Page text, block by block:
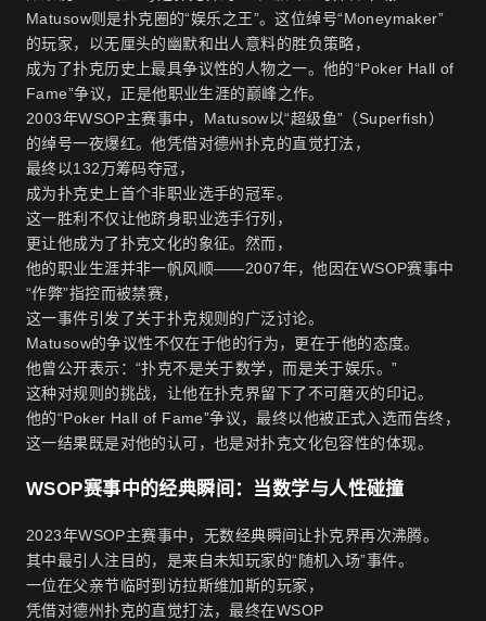
Matusow则是扑克圈的“娱乐之王”。这位绰号“Moneymaker”
的玩家，以无厘头的幽默和出人意料的胜负策略，
成为了扑克历史上最具争议性的人物之一。他的“Poker Hall of
Fame”争议，正是他职业生涯的巅峰之作。
2003年WSOP主赛事中，Matusow以“超级鱼”（Superfish）
的绰号一夜爆红。他凭借对德州扑克的直觉打法，
最终以132万筹码夺冠，
成为扑克史上首个非职业选手的冠军。
这一胜利不仅让他跻身职业选手行列，
更让他成为了扑克文化的象征。然而，
他的职业生涯并非一帆风顺——2007年，他因在WSOP赛事中
“作弊”指控而被禁赛，
这一事件引发了关于扑克规则的广泛讨论。
Matusow的争议性不仅在于他的行为，更在于他的态度。
他曾公开表示：“扑克不是关于数学，而是关于娱乐。”
这种对规则的挑战，让他在扑克界留下了不可磨灭的印记。
他的“Poker Hall of Fame”争议，最终以他被正式入选而告终，
这一结果既是对他的认可，也是对扑克文化包容性的体现。
WSOP赛事中的经典瞬间：当数学与人性碰撞
2023年WSOP主赛事中，无数经典瞬间让扑克界再次沸腾。
其中最引人注目的，是来自未知玩家的“随机入场”事件。
一位在父亲节临时到访拉斯维加斯的玩家，
凭借对德州扑克的直觉打法，最终在WSOP